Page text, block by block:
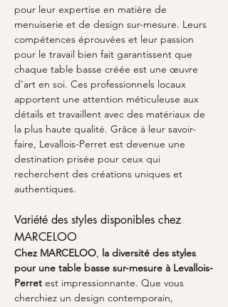
pour leur expertise en matière de
menuiserie et de design sur-mesure. Leurs
compétences éprouvées et leur passion
pour le travail bien fait garantissent que
chaque table basse créée est une œuvre
d'art en soi. Ces professionnels locaux
apportent une attention méticuleuse aux
détails et travaillent avec des matériaux de
la plus haute qualité. Grâce à leur savoir-
faire, Levallois-Perret est devenue une
destination prisée pour ceux qui
recherchent des créations uniques et
authentiques.
Variété des styles disponibles chez
MARCELOO
Chez MARCELOO, la diversité des styles
pour une table basse sur-mesure à Levallois-
Perret est impressionnante. Que vous
cherchiez un design contemporain,